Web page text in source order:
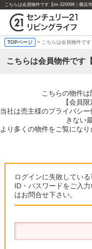
TOPページ > こちらは会員物件です
こちらは会員物件です
こちらの物件は
【会員
当社は売主様のプライバシ
きない
より多くの物件をご覧にな
ログインに失敗してい
ID・パスワードをご入
はお問合せ下さい。